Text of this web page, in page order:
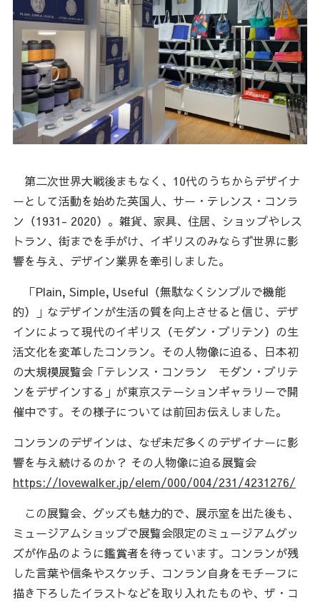
第二次世界大戦後まもなく、10代のうちからデザイナ
ーとして活動を始めた英国人、サー・テレンス・コンラ
ン（1931- 2020）。雑貨、家具、住居、ショップやレス
トラン、街までを手がけ、イギリスのみならず世界に影
響を与え、デザイン業界を牽引しました。
「Plain, Simple, Useful（無駄なくシンプルで機能
的）」なデザインが生活の質を向上させると信じ、デザ
インによって現代のイギリス（モダン・ブリテン）の生
活文化を変革したコンラン。その人物像に迫る、日本初
の大規模展覧会「テレンス・コンラン モダン・ブリテ
ンをデザインする」が東京ステーションギャラリーで開
催中です。その様子については前回お伝えしました。
コンランのデザインは、なぜ未だ多くのデザイナーに影
響を与え続けるのか？ その人物像に迫る展覧会
https://lovewalker.jp/elem/000/004/231/4231276/
この展覧会、グッズも魅力的で、展示室を出た後も、
ミュージアムショップで展覧会限定のミュージアムグッ
ズが作品のように鑑賞者を待っています。コンランが残
した言葉や信条やスケッチ、コンラン自身をモチーフに
描き下ろしたイラストなどを取り入れたものや、ザ・コ